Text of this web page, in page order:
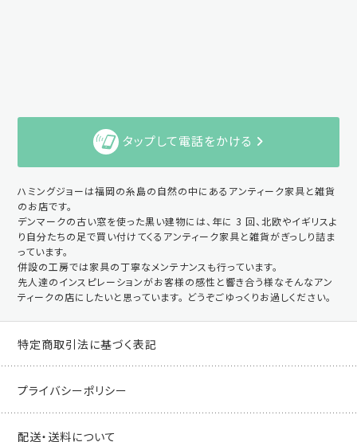
タップして電話をかける
ハミングジョーは福岡の糸島の自然の中にあるアンティーク家具と雑貨
のお店です。
デンマークの古い窓を使った黒い建物には、年に 3 回、北欧やイギリスよ
り自分たちの足で買い付けてくるアンティーク家具と雑貨がぎっしり詰ま
っています。
併設の工房では家具の丁寧なメンテナンスも行っています。
先人達のインスピレーションがお客様の感性と響き合う様なそんなアン
ティークの店にしたいと思っています。 どうぞごゆっくりお過しください。
特定商取引法に基づく表記
プライバシーポリシー
配送・送料について